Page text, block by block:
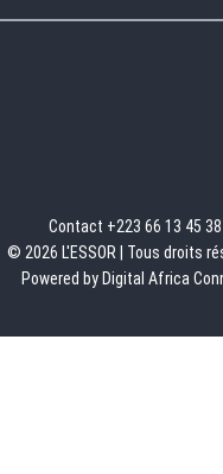
Contact +223 66 13 45 38
© 2026 L'ESSOR | Tous droits
Powered by Digital Africa